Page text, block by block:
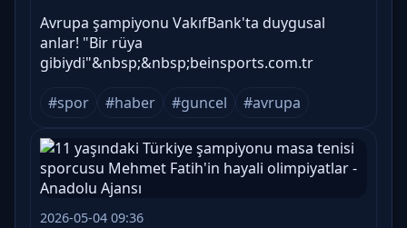
Avrupa şampiyonu VakıfBank'ta duygusal
anlar! "Bir rüya
gibiydi"&nbsp;&nbsp;beinsports.com.tr
#spor
#haber #guncel #avrupa
2026-05-04 09:36